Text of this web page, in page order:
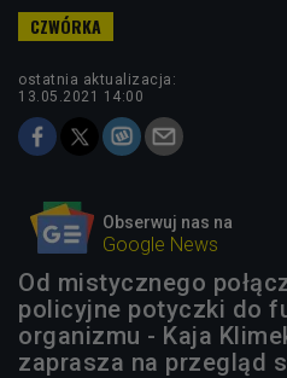
ostatnia aktualizacja:
13.05.2021 14:00
Obserwuj nas na
Google News
Od mistycznego
policyjne potyczki do
organizmu - Kaja
zaprasza na przegląd